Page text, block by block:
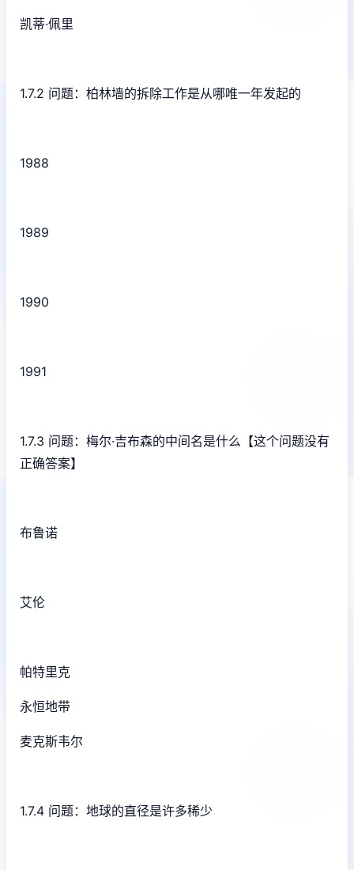
凯蒂·佩里
1.7.2 问题：柏林墙的拆除工作是从哪唯一年发起的
1988
1989
1990
1991
1.7.3 问题：梅尔·吉布森的中间名是什么【这个问题没有
正确答案】
布鲁诺
艾伦
帕特里克
永恒地带
麦克斯韦尔
1.7.4 问题：地球的直径是许多稀少